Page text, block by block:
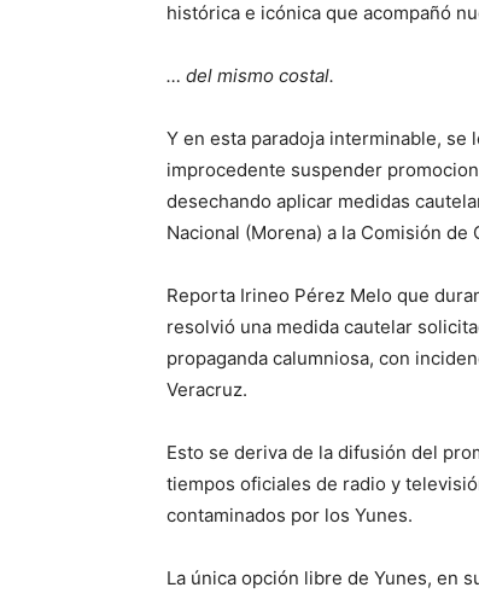
histórica e icónica que acompañó
… del mismo costal.
Y en esta paradoja interminable, se
improcedente suspender
desechando aplicar medidas
Nacional (Morena) a la Comisión
Reporta Irineo Pérez Melo que
resolvió una medida cautelar
propaganda calumniosa, con
Veracruz.
Esto se deriva de la difusión del
tiempos oficiales de radio y
contaminados por los Yunes.
La única opción libre de Yunes, en